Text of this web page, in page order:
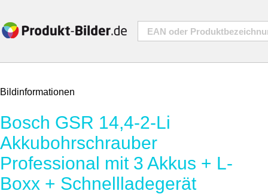
Bildinformationen
Bosch GSR 14,4-2-Li
Akkubohrschrauber
Professional mit 3 Akkus + L-
Boxx + Schnellladegerät